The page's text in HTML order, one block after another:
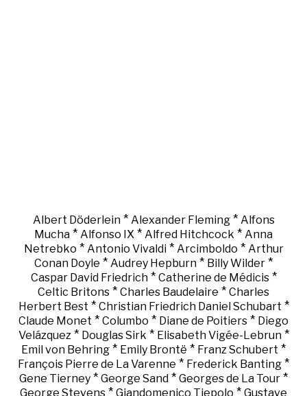
Albert Döderlein* Alexander Fleming* Alfons
Mucha * Alfonso IX * Alfred Hitchcock * Anna
Netrebko * Antonio Vivaldi* Arcimboldo * Arthur
Conan Doyle * Audrey Hepburn * Billy Wilder *
Caspar David Friedrich* Catherine de Médicis*
Celtic Britons * Charles Baudelaire * Charles
Herbert Best * Christian Friedrich Daniel Schubart *
Claude Monet * Columbo * Diane de Poitiers * Diego
Velázquez* Douglas Sirk * Elisabeth Vigée-Lebrun*
Emil von Behring * Emily Brontë * Franz Schubert *
François Pierre de La Varenne * Frederick Banting *
Gene Tierney * George Sand * Georges de La Tour *
George Stevens * Giandomenico Tiepolo * Gustave